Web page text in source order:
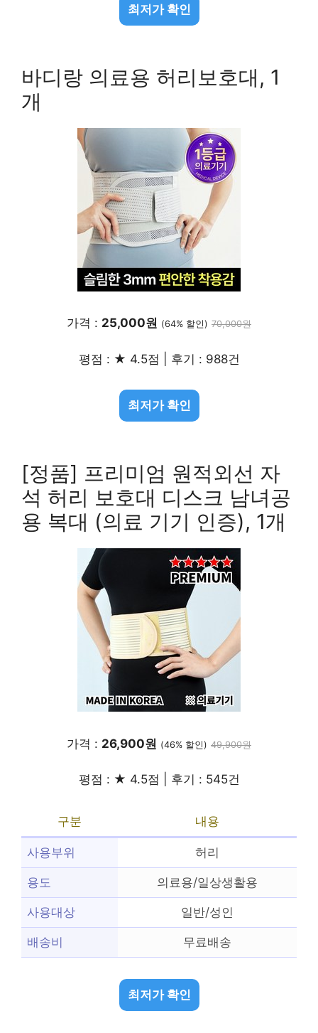
최저가 확인
바디랑 의료용 허리보호대, 1
개
가격 : 25,000원 (64% 할인) 70,000원
평점 : ★ 4.5점 | 후기 : 988건
최저가 확인
[정품] 프리미엄 원적외선 자
석 허리 보호대 디스크 남녀공
용 복대 (의료 기기 인증), 1개
가격 : 26,900원 (46% 할인) 49,900원
평점 : ★ 4.5점 | 후기 : 545건
구분 내용
사용부위 허리
용도 의료용/일상생활용
사용대상 일반/성인
배송비 무료배송
최저가 확인